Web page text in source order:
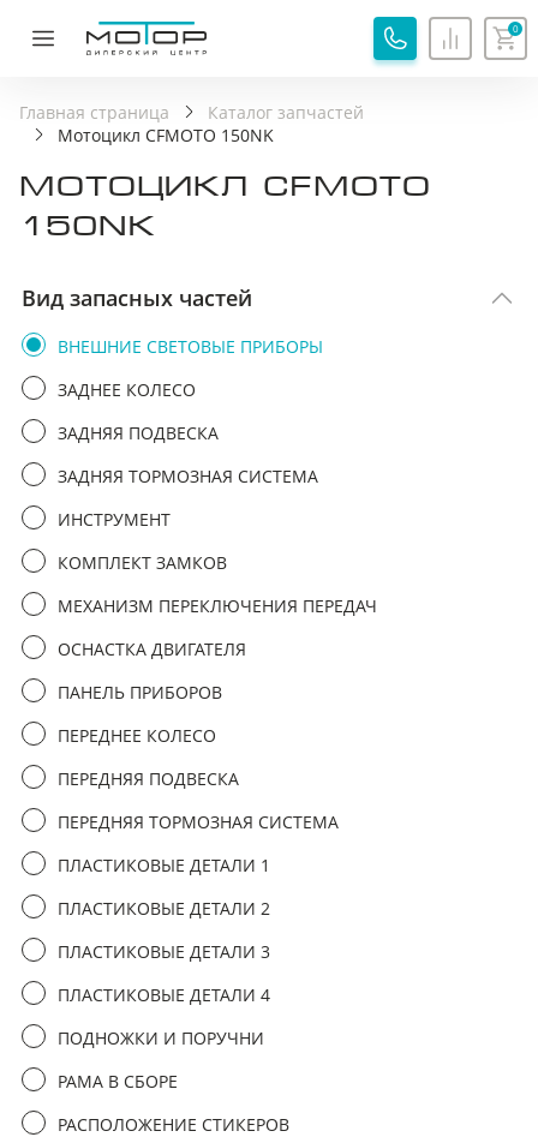
0
Главная страница
Каталог запчастей
Мотоцикл CFMOTO 150NK
МОТОЦИКЛ CFMOTO
150NK
Вид запасных частей
ВНЕШНИЕ СВЕТОВЫЕ ПРИБОРЫ
ЗАДНЕЕ КОЛЕСО
ЗАДНЯЯ ПОДВЕСКА
ЗАДНЯЯ ТОРМОЗНАЯ СИСТЕМА
ИНСТРУМЕНТ
КОМПЛЕКТ ЗАМКОВ
МЕХАНИЗМ ПЕРЕКЛЮЧЕНИЯ ПЕРЕДАЧ
ОСНАСТКА ДВИГАТЕЛЯ
ПАНЕЛЬ ПРИБОРОВ
ПЕРЕДНЕЕ КОЛЕСО
ПЕРЕДНЯЯ ПОДВЕСКА
ПЕРЕДНЯЯ ТОРМОЗНАЯ СИСТЕМА
ПЛАСТИКОВЫЕ ДЕТАЛИ 1
ПЛАСТИКОВЫЕ ДЕТАЛИ 2
ПЛАСТИКОВЫЕ ДЕТАЛИ 3
ПЛАСТИКОВЫЕ ДЕТАЛИ 4
ПОДНОЖКИ И ПОРУЧНИ
РАМА В СБОРЕ
РАСПОЛОЖЕНИЕ СТИКЕРОВ
ОБРАТНАЯ СВЯЗЬ
Имя
Я соглашаюсь сПолитикой обработки
данных
Я принимаюПользовательское соглашение
Я соглашаюсь на
отправить заявку
СПАСИБО!
Хорошо